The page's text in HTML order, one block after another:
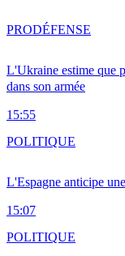
L'Ukraine estime que
dans son armée
15:55
PRODÉFENSE
L'Espagne anticipe
15:07
POLITIQUE
POLITIQUE